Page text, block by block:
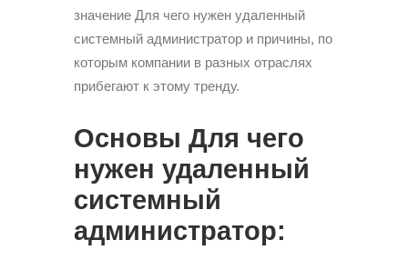
значение Для чего нужен удаленный
системный администратор и причины, по
которым компании в разных отраслях
прибегают к этому тренду.
Основы Для чего
нужен удаленный
системный
администратор: